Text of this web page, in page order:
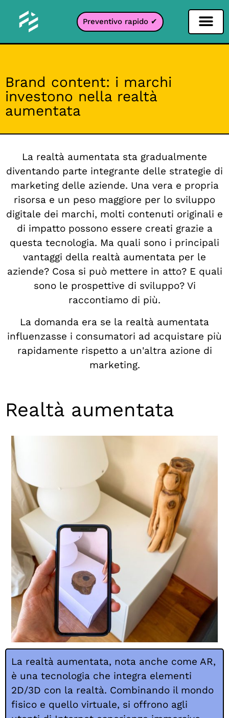
Preventivo rapido ✔
Brand content: i marchi
investono nella realtà
aumentata
La realtà aumentata sta gradualmente
diventando parte integrante delle strategie di
marketing delle aziende. Una vera e propria
risorsa e un peso maggiore per lo sviluppo
digitale dei marchi, molti contenuti originali e
di impatto possono essere creati grazie a
questa tecnologia. Ma quali sono i principali
vantaggi della realtà aumentata per le
aziende? Cosa si può mettere in atto? E quali
sono le prospettive di sviluppo? Vi
raccontiamo di più.
La domanda era se la realtà aumentata
influenzasse i consumatori ad acquistare più
rapidamente rispetto a un'altra azione di
marketing.
Realtà aumentata
La realtà aumentata, nota anche come AR,
è una tecnologia che integra elementi
2D/3D con la realtà. Combinando il mondo
fisico e quello virtuale, si offrono agli